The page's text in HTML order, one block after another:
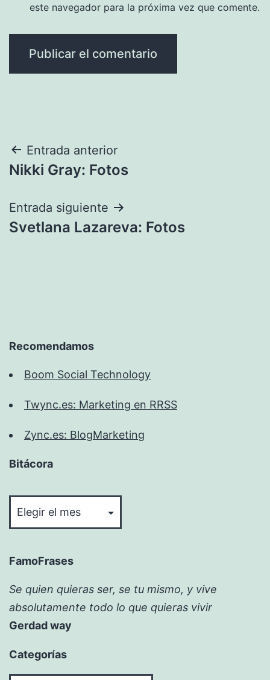
este navegador para la próxima vez que comente.
Navegación
de
entradas
Entrada anterior
Nikki Gray: Fotos
Entrada siguiente
Svetlana Lazareva: Fotos
Recomendamos
Boom Social Technology
Twync.es: Marketing en RRSS
Zync.es: BlogMarketing
Bitácora
FamoFrases
Se quien quieras ser, se tu mismo, y vive
absolutamente todo lo que quieras vivir
Gerdad way
Categorías